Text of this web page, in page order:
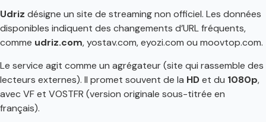
Udriz désigne un site de streaming non officiel. Les données
disponibles indiquent des changements d’URL fréquents,
comme udriz.com, yostav.com, eyozi.com ou moovtop.com.
Le service agit comme un agrégateur (site qui rassemble des
lecteurs externes). Il promet souvent de la HDet du 1080p,
avec VF et VOSTFR (version originale sous-titrée en
français).